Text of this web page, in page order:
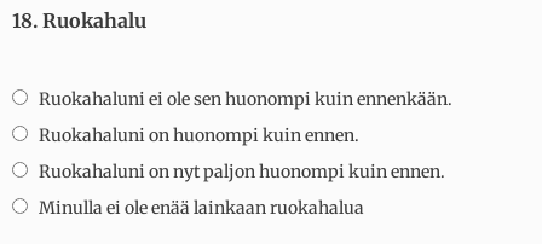
18. Ruokahalu
Ruokahaluni ei ole sen huonompi kuin ennenkään.
Ruokahaluni on huonompi kuin ennen.
Ruokahaluni on nyt paljon huonompi kuin ennen.
Minulla ei ole enää lainkaan ruokahalua